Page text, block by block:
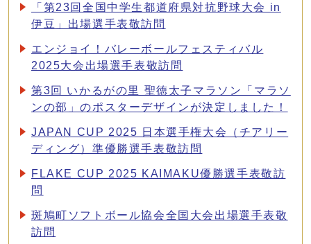
「第23回全国中学生都道府県対抗野球大会 in
伊豆」出場選手表敬訪問
エンジョイ！バレーボールフェスティバル
2025大会出場選手表敬訪問
第3回 いかるがの里 聖徳太子マラソン「マラソ
ンの部」のポスターデザインが決定しました！
JAPAN CUP 2025 日本選手権大会（チアリー
ディング）準優勝選手表敬訪問
FLAKE CUP 2025 KAIMAKU優勝選手表敬訪
問
斑鳩町ソフトボール協会全国大会出場選手表敬
訪問